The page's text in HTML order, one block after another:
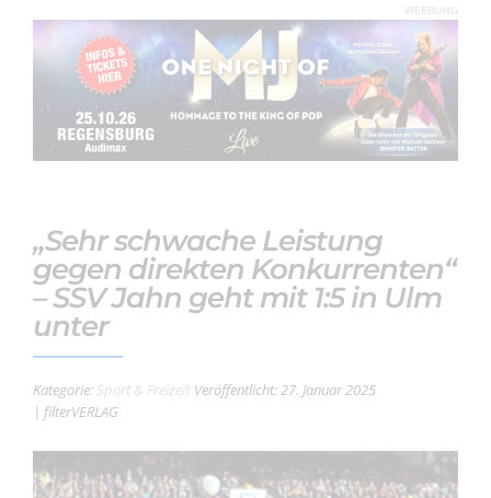
WERBUNG
„Sehr schwache Leistung
gegen direkten Konkurrenten“
– SSV Jahn geht mit 1:5 in Ulm
unter
Kategorie: Sport & Freizeit Veröffentlicht: 27. Januar 2025
| filterVERLAG